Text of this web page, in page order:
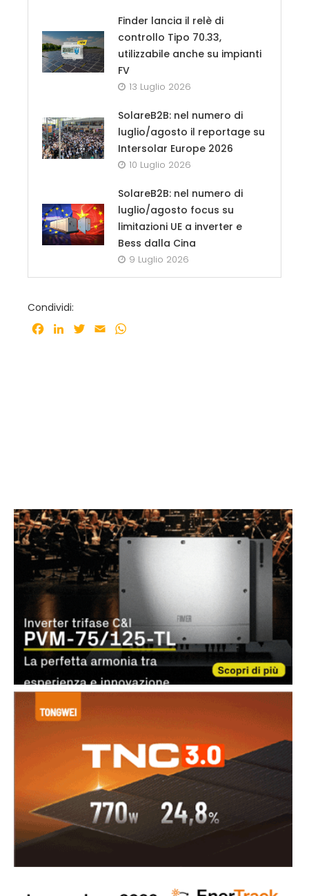
Finder lancia il relè di
controllo Tipo 70.33,
utilizzabile anche su impianti
FV
13 Luglio 2026
SolareB2B: nel numero di
luglio/agosto il reportage su
Intersolar Europe 2026
10 Luglio 2026
SolareB2B: nel numero di
luglio/agosto focus su
limitazioni UE a inverter e
Bess dalla Cina
9 Luglio 2026
Condividi:
Facebook
LinkedInTwitter
Email